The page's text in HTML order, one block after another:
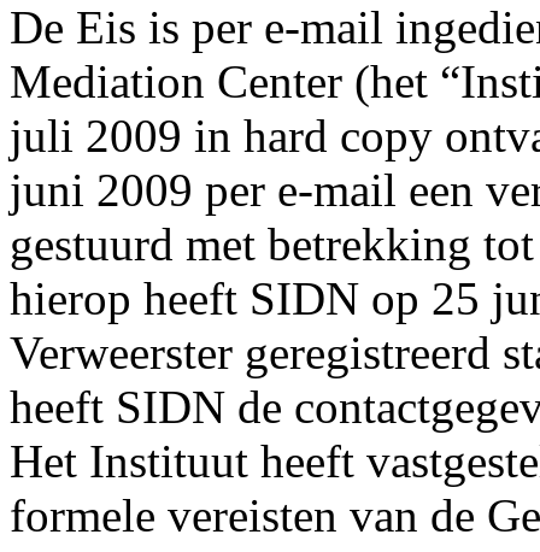
De Eis is per e-mail
Mediation Center (het
juli 2009 in hard copy
juni 2009 per e-mail een
gestuurd met betrekking
hierop heeft SIDN op 25
Verweerster geregistreerd
heeft SIDN de
Het Instituut heeft
formele vereisten van de